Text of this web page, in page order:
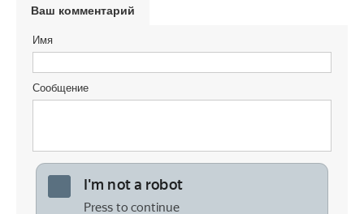
Ваш комментарий
Имя
Сообщение